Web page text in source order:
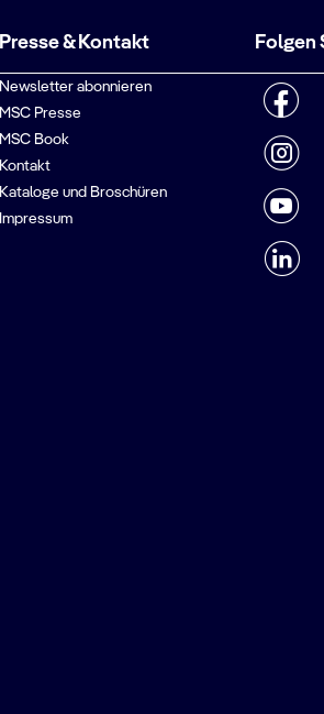
Presse & Kontakt
Newsletter abonnieren
MSC Presse
MSC Book
Kontakt
Kataloge und Broschüren
Impressum
Folgen